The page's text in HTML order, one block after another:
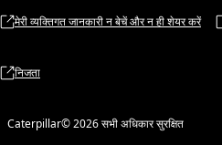
मेरी व्यक्तिगत जानकारी न बेचें और न ही शेयर करें
निजता
Caterpillar© 2026 सभी अधिकार सुरक्षित